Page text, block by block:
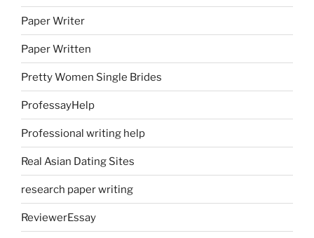
Paper Writer
Paper Written
Pretty Women Single Brides
ProfessayHelp
Professional writing help
Real Asian Dating Sites
research paper writing
ReviewerEssay